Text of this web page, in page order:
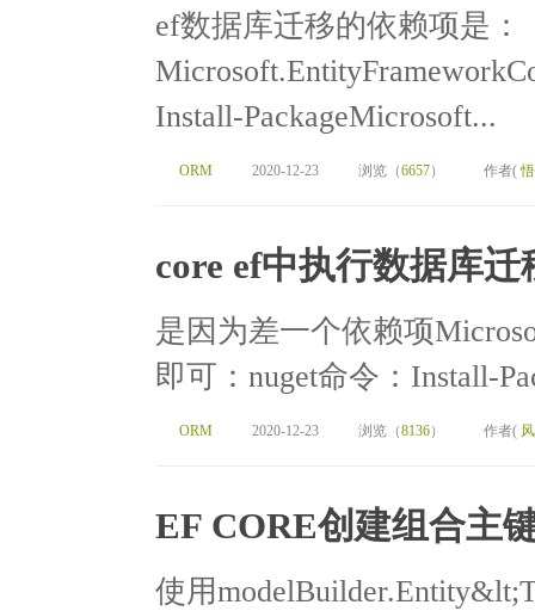
ef数据库迁移的依赖项是：
Install-PackageMicrosoft...
ORM 2020-12-23 浏览（6657） 作者(
core ef中执行数据库迁
是因为差一个依赖项
即可：nuget命令：Install-
ORM 2020-12-23 浏览（8136） 作者(
EF CORE创建组合主
使用